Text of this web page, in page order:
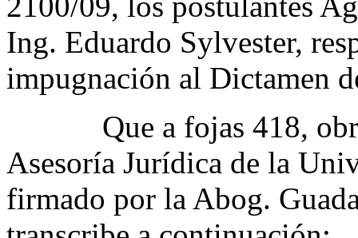
Ing. Eduardo Sylvester,
impugnación al Dictamen
Que a fojas 418, obra
Asesoría Jurídica de la
firmado por la Abog.